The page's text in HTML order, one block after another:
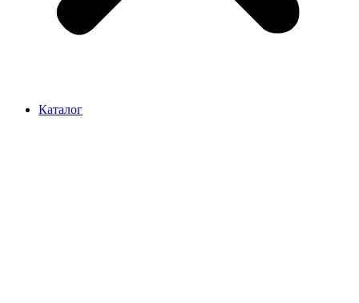
Каталог